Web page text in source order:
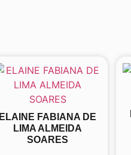
ELAINE FABIANA DE
LIMA ALMEIDA
SOARES